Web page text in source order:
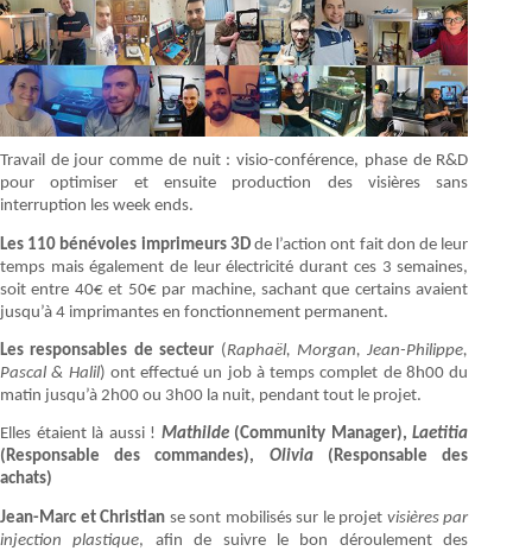
Travail de jour comme de nuit : visio-conférence, phase de R&D
pour optimiser et ensuite production des visières sans
interruption les week ends.
Les 110 bénévoles imprimeurs 3Dde l’action ont fait don de leur
temps mais également de leur électricité durant ces 3 semaines,
soit entre 40€ et 50€ par machine, sachant que certains avaient
jusqu’à 4 imprimantes en fonctionnement permanent.
Les responsables de secteur (Raphaël, Morgan, Jean-Philippe,
Pascal & Halil) ont effectué un job à temps complet de 8h00 du
matin jusqu’à 2h00 ou 3h00 la nuit, pendant tout le projet.
Elles étaient là aussi ! Mathilde (Community Manager),Laetitia
(Responsable des commandes), Olivia (Responsable des
achats)
Jean-Marc et Christian se sont mobilisés sur le projet visières par
injection plastique, afin de suivre le bon déroulement des